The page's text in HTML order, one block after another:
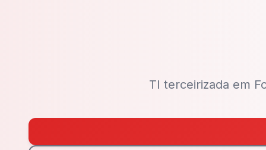
TI terceirizada em